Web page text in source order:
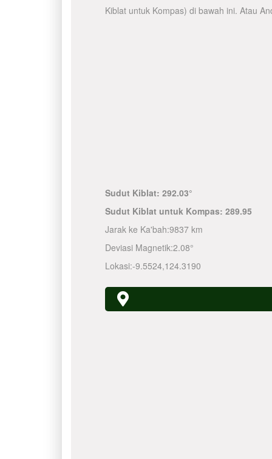
Kiblat untuk Kompas) di bawah ini. Atau
Sudut Kiblat: 292.03°
Sudut Kiblat untuk Kompas: 289.95
Jarak ke Ka'bah:9837 km
Deviasi Magnetik:2.08°
Lokasi:-9.5524,124.3190